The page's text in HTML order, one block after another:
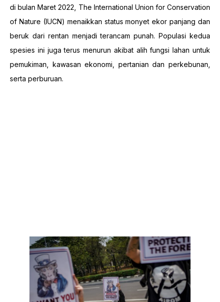
di bulan Maret 2022, The International Union for Conservation
of Nature (IUCN) menaikkan status monyet ekor panjang dan
beruk dari rentan menjadi terancam punah. Populasi kedua
spesies ini juga terus menurun akibat alih fungsi lahan untuk
pemukiman, kawasan ekonomi, pertanian dan perkebunan,
serta perburuan.